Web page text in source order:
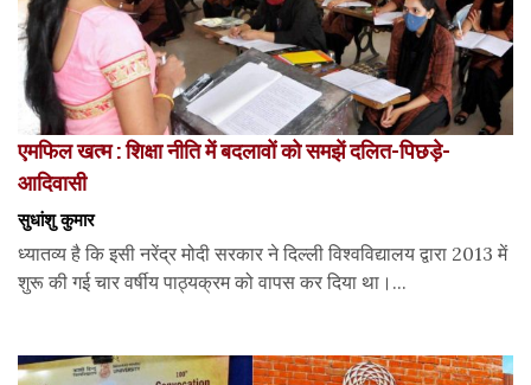
एमफिल खत्म : शिक्षा नीति में बदलावों को समझें दलित-पिछड़े-
आदिवासी
सुधांशु कुमार
ध्यातव्य है कि इसी नरेंद्र मोदी सरकार ने दिल्ली विश्वविद्यालय द्वारा 2013 में
शुरू की गई चार वर्षीय पाठ्यक्रम को वापस कर दिया था।...